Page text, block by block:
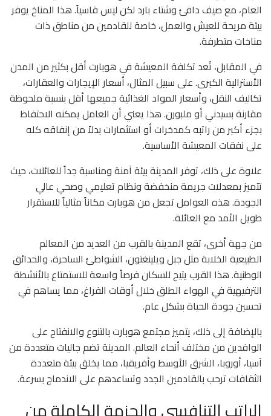
العام، مع صيف دافئ وشتاء بارد لكن ليس قاسياً. هذا المناخ يوفر
بيئة مريحة للعيش والعمل، خاصة للقادمين من مناطق ذات
مناخات متطرفة.
في المقابل، تُعد تكلفة المعيشة في هوبارت أقل بكثير من المدن
الأسترالية الكبرى. على سبيل المثال، أسعار الإيجارات والعقارات،
تكاليف النقل، وأسعار المواد الغذائية جميعها أقل بنسبة ملحوظة
مقارنة بسيدني أو ملبورن. هذا يعني أن العامل يمكنه الاحتفاظ
بجزء أكبر من راتبه كمدخرات أو استثمارات بدلاً من إنفاقه كله
على نفقات المعيشة الأساسية.
علاوة على ذلك، توفر المدينة بيئة آمنة ومناسبة جداً للعائلات، حيث
تتميز بمعدلات جريمة منخفضة ونظام تعليمي وصحي عالي
الجودة. هذه العوامل تجعل من هوبارت مكاناً مثالياً للاستقرار
طويل الأمد مع العائلة.
من جهة أخرى، تقع المدينة بالقرب من العديد من المعالم
الطبيعية الخلابة مثل جبل ويلينغتون، الشواطئ الساحرة، والحدائق
الوطنية. هذا القرب يتيح للسكان فرصاً واسعة للاستمتاع بالأنشطة
الترفيهية في الهواء الطلق خلال أوقات الفراغ، مما يساهم في
تحسين جودة الحياة بشكل عام.
بالإضافة إلى ذلك، يتميز مجتمع هوبارت بالتنوع والانفتاح على
الوافدين من مختلف أنحاء العالم. المدينة تضم جاليات متعددة من
آسيا، أوروبا، الشرق الأوسط وأفريقيا، مما يخلق بيئة متعددة
الثقافات ترحب بالقادمين الجدد وتساعدهم على الاندماج بسرعة.